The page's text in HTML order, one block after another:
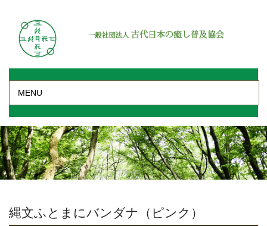
MENU
縄文ふとまにバンダナ（ピンク）